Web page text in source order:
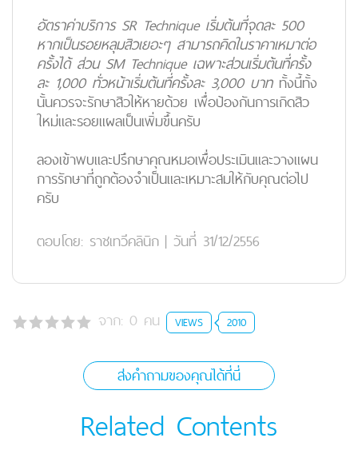
อัตราค่าบริการ SR Technique เริ่มต้นที่จุดละ 500
หากเป็นรอยหลุมสิวเยอะๆ สามารถคิดในราคาเหมาต่อ
ครั้งได้ ส่วน SM Technique เฉพาะส่วนเริ่มต้นที่ครั้ง
ละ 1,000 ทั่วหน้าเริ่มต้นที่ครั้งละ 3,000 บาททั้งนี้ทั้ง
นั้นควรจะรักษาสิวให้หายด้วย เพื่อป้องกันการเกิดสิว
ใหม่และรอยแผลเป็นเพิ่มขึ้นครับ
ลองเข้าพบและปรึกษาคุณหมอเพื่อประเมินและวางแผน
การรักษาที่ถูกต้องจำเป็นและเหมาะสมให้กับคุณต่อไป
ครับ
ตอบโดย: ราชเทวีคลินิก | วันที่ 31/12/2556
จาก: 0 คน VIEWS 2010
ส่งคำถามของคุณได้ที่นี่
Related Contents